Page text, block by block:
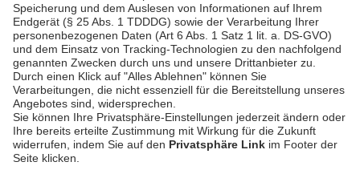
AGB / Gewinnspiele
Datenschutz